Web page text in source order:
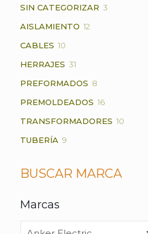
SIN CATEGORIZAR 3
AISLAMIENTO 12
CABLES 10
HERRAJES 31
PREFORMADOS 8
PREMOLDEADOS 1616
TRANSFORMADORES 10
TUBERÍA 9
BUSCAR MARCA
Marcas